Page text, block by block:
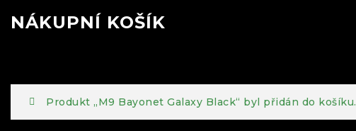
NÁKUPNÍ KOŠÍK
Produkt „M9 Bayonet Galaxy Black“ byl přidán do košíku.